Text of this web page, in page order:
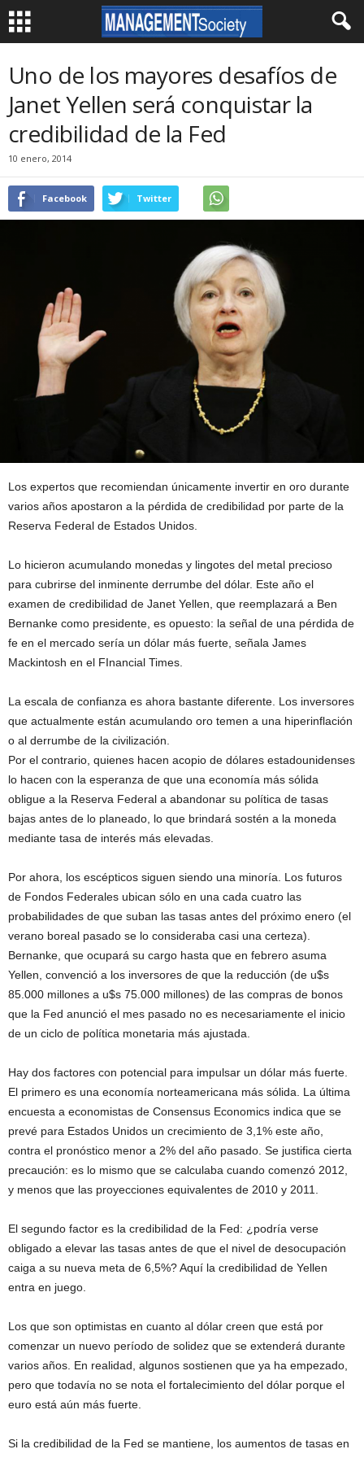
Uno de los mayores desafíos de
Janet Yellen será conquistar la
credibilidad de la Fed
10 enero, 2014
Facebook Twitter
Los expertos que recomiendan únicamente invertir en oro durante
varios años apostaron a la pérdida de credibilidad por parte de la
Reserva Federal de Estados Unidos.
Lo hicieron acumulando monedas y lingotes del metal precioso
para cubrirse del inminente derrumbe del dólar. Este año el
examen de credibilidad de Janet Yellen, que reemplazará a Ben
Bernanke como presidente, es opuesto: la señal de una pérdida de
fe en el mercado sería un dólar más fuerte, señala James
Mackintosh en el FInancial Times.
La escala de confianza es ahora bastante diferente. Los inversores
que actualmente están acumulando oro temen a una hiperinflación
o al derrumbe de la civilización.
Por el contrario, quienes hacen acopio de dólares estadounidenses
lo hacen con la esperanza de que una economía más sólida
obligue a la Reserva Federal a abandonar su política de tasas
bajas antes de lo planeado, lo que brindará sostén a la moneda
mediante tasa de interés más elevadas.
Por ahora, los escépticos siguen siendo una minoría. Los futuros
de Fondos Federales ubican sólo en una cada cuatro las
probabilidades de que suban las tasas antes del próximo enero (el
verano boreal pasado se lo consideraba casi una certeza).
Bernanke, que ocupará su cargo hasta que en febrero asuma
Yellen, convenció a los inversores de que la reducción (de u$s
85.000 millones a u$s 75.000 millones) de las compras de bonos
que la Fed anunció el mes pasado no es necesariamente el inicio
de un ciclo de política monetaria más ajustada.
Hay dos factores con potencial para impulsar un dólar más fuerte.
El primero es una economía norteamericana más sólida. La última
encuesta a economistas de Consensus Economics indica que se
prevé para Estados Unidos un crecimiento de 3,1% este año,
contra el pronóstico menor a 2% del año pasado. Se justifica cierta
precaución: es lo mismo que se calculaba cuando comenzó 2012,
y menos que las proyecciones equivalentes de 2010 y 2011.
El segundo factor es la credibilidad de la Fed: ¿podría verse
obligado a elevar las tasas antes de que el nivel de desocupación
caiga a su nueva meta de 6,5%? Aquí la credibilidad de Yellen
entra en juego.
Los que son optimistas en cuanto al dólar creen que está por
comenzar un nuevo período de solidez que se extenderá durante
varios años. En realidad, algunos sostienen que ya ha empezado,
pero que todavía no se nota el fortalecimiento del dólar porque el
euro está aún más fuerte.
Si la credibilidad de la Fed se mantiene, los aumentos de tasas en